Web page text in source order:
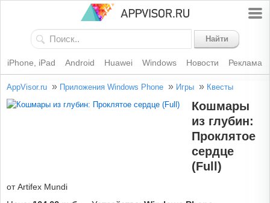
Найти
iPhone, iPad Android Huawei Windows Новости Реклама
AppVisor.ru » Приложения Windows Phone » Игры » Квесты
Кошмары
из глубин:
Проклятое
сердце
(Full)
от Artifex Mundi